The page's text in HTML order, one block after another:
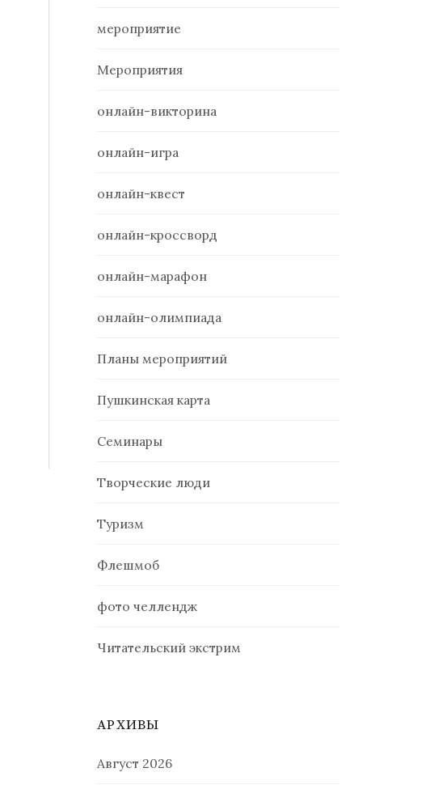
мероприятие
Мероприятия
онлайн-викторина
онлайн-игра
онлайн-квест
онлайн-кроссворд
онлайн-марафон
онлайн-олимпиада
Планы мероприятий
Пушкинская карта
Семинары
Творческие люди
Туризм
Флешмоб
фото челлендж
Читательский экстрим
АРХИВЫ
Август 2026